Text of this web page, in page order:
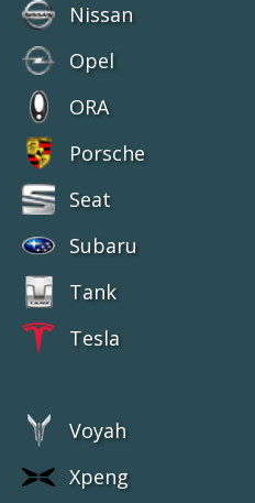
Nissan
Opel
ORA
Porsche
Seat
Subaru
Tank
Tesla
Voyah
Xpeng